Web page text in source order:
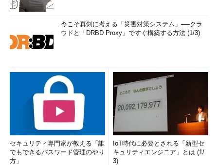
今こそ真剣に考える「災害対策システム」──クラ
ウドと「DRBD Proxy」ですぐ構築する方法 (1/3)
セキュリティ専門家が教える「誰
でもできるパスワード管理のやり
方」
IoT時代に必要とされる「新型セ
キュリティエンジニア」とは (1/
3)